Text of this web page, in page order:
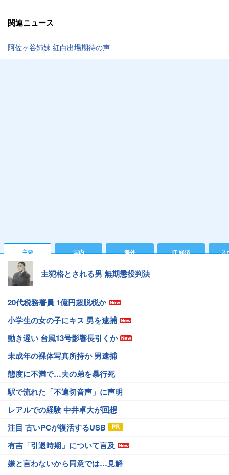
関連ニュース
阿佐ヶ谷姉妹 紅白出場期待の声
主要 国内 海外 IT 経済 ス
主犯格とされる男 無期懲役判決
20代税務署員 1億円超脱税か
小学生の女の子にキス 男を逮捕
動き遅い 台風13号影響長引くか
未成年の裸体写真所持か 男逮捕
態度に不満で…夫の弟を暴行死
駅で流れた「不適切音声」に声明
レアルでの経験 中井卓大が回想
注目 古いPCが復活するUSB
有吉「引退時期」について言及
嫌と言わないから同意では…見解